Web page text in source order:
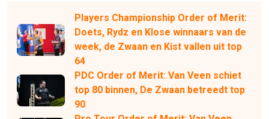
Players Championship Order of Merit:
Doets, Rydz en Klose winnaars van de
week, de Zwaan en Kist vallen uit top
64
PDC Order of Merit: Van Veen schiet
top 80 binnen, De Zwaan betreedt top
90